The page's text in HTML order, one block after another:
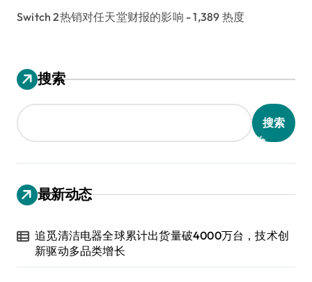
Switch 2热销对任天堂财报的影响 - 1,389 热度
搜索
搜索
最新动态
追觅清洁电器全球累计出货量破4000万台，技术创
新驱动多品类增长